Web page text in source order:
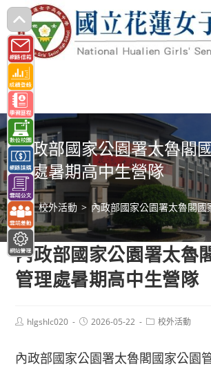
跳
轉
至
主
要
內
容 內政部國家公園署太魯閣
理處暑期高中生營隊
> 校外活動 > 內政部國家公園署太魯閣
內政部國家公園署太魯
管理處暑期高中生營隊
Posthlgshlc020
Post2026-05-22
Post校外活動
內政部國家公園署太魯閣國家公園